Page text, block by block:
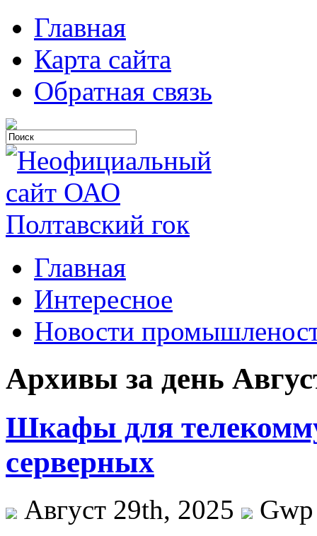
Главная
Карта сайта
Обратная связь
Главная
Интересное
Новости
Архивы за день
Шкафы для
серверных
Август 29th, 2025
Gwp